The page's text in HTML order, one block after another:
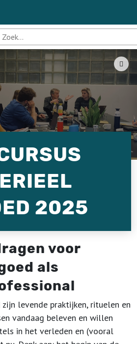
2025
voor
als
levende praktijken, rituelen en
vandaag beleven en willen
in het verleden en (vooral